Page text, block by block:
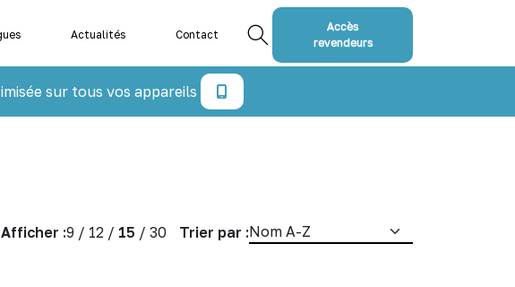
Actualités Contact
Accès
revendeurs
sur tous vos appareils
Afficher :9 / 12 / 15 / 30 Trier par :